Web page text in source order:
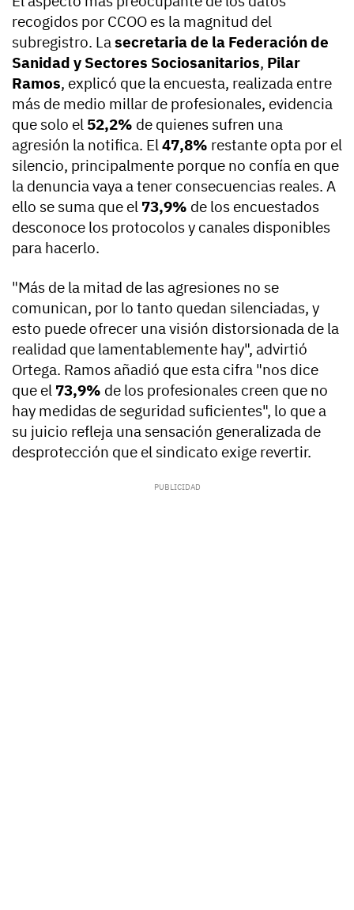
recogidos por CCOO es la magnitud del
subregistro. Lasecretaria de la Federación de
Sanidad y Sectores Sociosanitarios, Pilar
Ramos, explicó que la encuesta, realizada entre
más de medio millar de profesionales, evidencia
que solo el 52,2% de quienes sufren una
agresión la notifica. El47,8% restante opta por el
silencio, principalmente porque no confía en que
la denuncia vaya a tener consecuencias reales. A
ello se suma que el 73,9% de los encuestados
desconoce los protocolos y canales disponibles
para hacerlo.
"Más de la mitad de las agresiones no se
comunican, por lo tanto quedan silenciadas, y
esto puede ofrecer una visión distorsionada de la
realidad que lamentablemente hay", advirtió
Ortega. Ramos añadió que esta cifra "nos dice
que el 73,9% de los profesionales creen que no
hay medidas de seguridad suficientes", lo que a
su juicio refleja una sensación generalizada de
desprotección que el sindicato exige revertir.